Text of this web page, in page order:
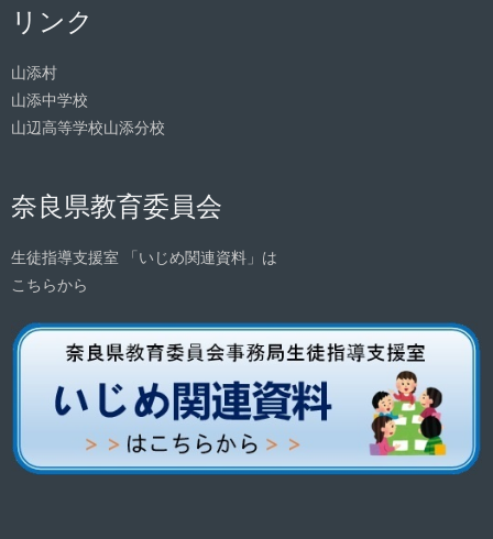
リンク
山添村
山添中学校
山辺高等学校山添分校
奈良県教育委員会
生徒指導支援室 「いじめ関連資料」は
こちらから